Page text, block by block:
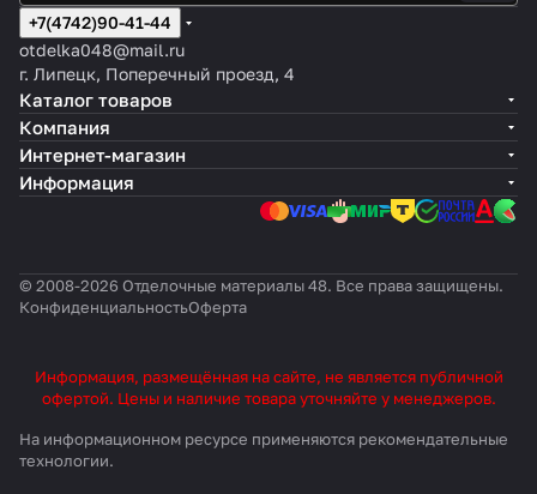
+7(4742)90-41-44
otdelka048@mail.ru
г. Липецк, Поперечный проезд, 4
Каталог товаров
Компания
Интернет-магазин
Информация
© 2008-2026 Отделочные материалы 48. Все права защищены.
КонфиденциальностьОферта
Информация, размещённая на сайте, не является публичной
офертой. Цены и наличие товара уточняйте у менеджеров.
На информационном ресурсе применяются рекомендательные
технологии.